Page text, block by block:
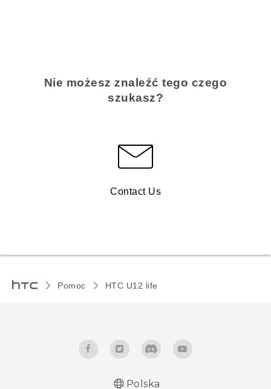
Nie możesz znaleźć tego czego
szukasz?
Contact Us
Pomoc HTC U12 life‎
Polska